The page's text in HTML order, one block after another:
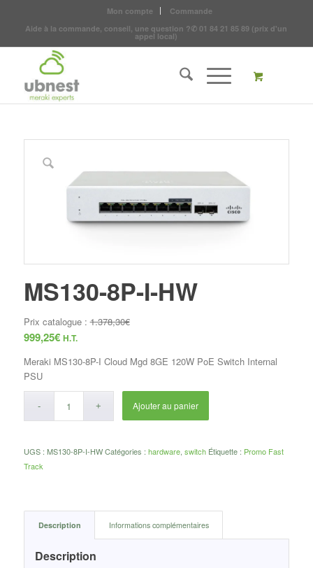
Mon compte
Commande
Aide à la commande, conseil, une question ?✆ 01 84 21 85 89 (prix d'un
appel local)
MS130-8P-I-HW
Prix catalogue :1.378,30€
999,25€ H.T.
Meraki MS130-8P-I Cloud Mgd 8GE 120W PoE Switch Internal
PSU
Ajouter au panier
UGS : MS130-8P-I-HW Catégories : hardware, switch Étiquette : Promo Fast
Track
Description Informations complémentaires
Description